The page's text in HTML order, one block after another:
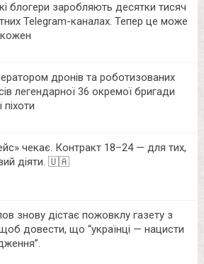
блогери заробляють десятки тисяч
Telegram-каналах. Тепер це може
дронів та роботизованих
легендарної 36 окремої бригади
чекає. Контракт 18–24 — для тих,
діяти. 🇺🇦
знову дістає пожовклу газету з
довести, що “українці — нацисти